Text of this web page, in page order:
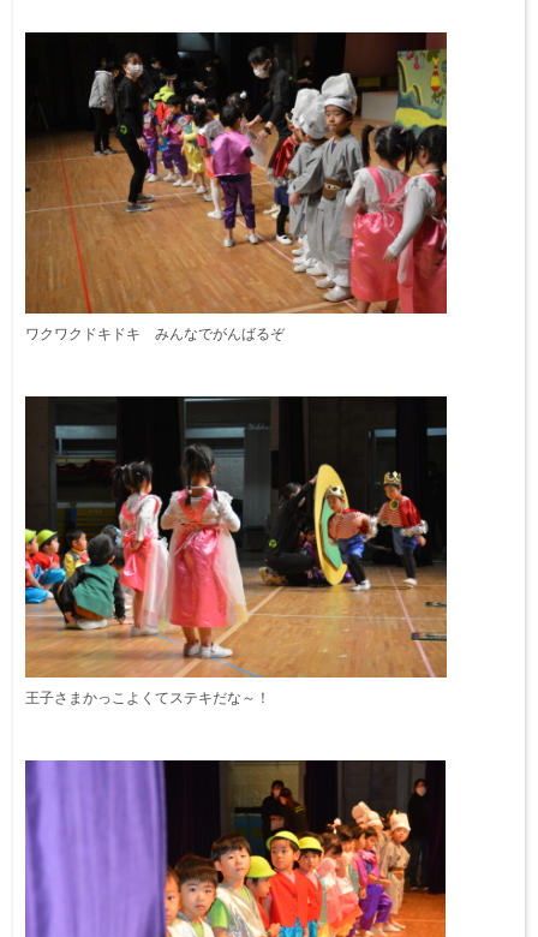
ワクワクドキドキ みんなでがんばるぞ
王子さまかっこよくてステキだな～！